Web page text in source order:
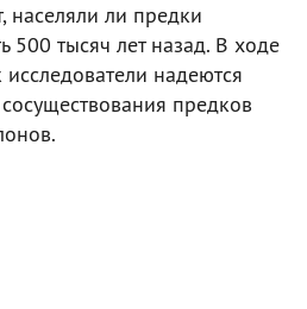
населяли ли предки
500 тысяч лет назад. В ходе
надеются
предков